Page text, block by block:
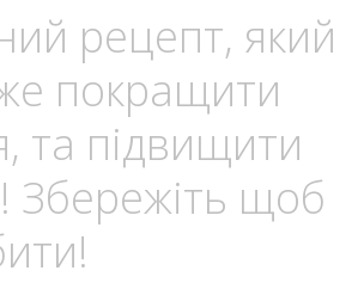
рецепт, який
покращити
та підвищити
Збережіть щоб